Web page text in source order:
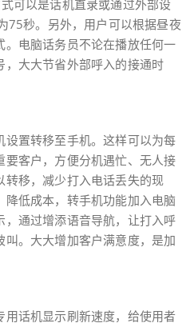
可以是话机直录或通过外部设
75秒。另外，用户可以根据昼夜
。电脑话务员不论在播放任何一
大大节省外部呼入的接通时
置转移至手机。这样可以为每
客户，方便分机遇忙、无人接
转移，减少打入电话丢失的现
低成本，转手机功能加入电脑
通过增添语音导航，让打入呼
。大大增加客户满意度，是加
用话机显示刷新速度，给使用者